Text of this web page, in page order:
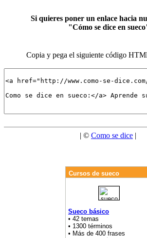
Si quieres poner un enlace hacia
"Cómo se dice en
Copia y pega el siguiente código
| © Como se dice |
Cursos de sueco
Sueco básico
• 42 temas
• 1300 términos
• Más de 400 frases